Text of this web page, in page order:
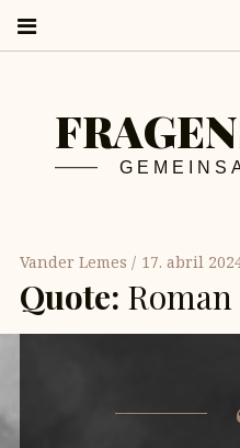
Vander Lemes 17. abril
Quote: